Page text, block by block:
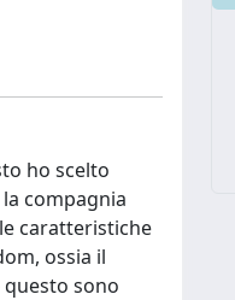
ho scelto
compagnia
caratteristiche
ossia il
sono